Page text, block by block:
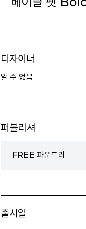
디자이너
알 수 없음
퍼블리셔
FREE 파운드리
출시일